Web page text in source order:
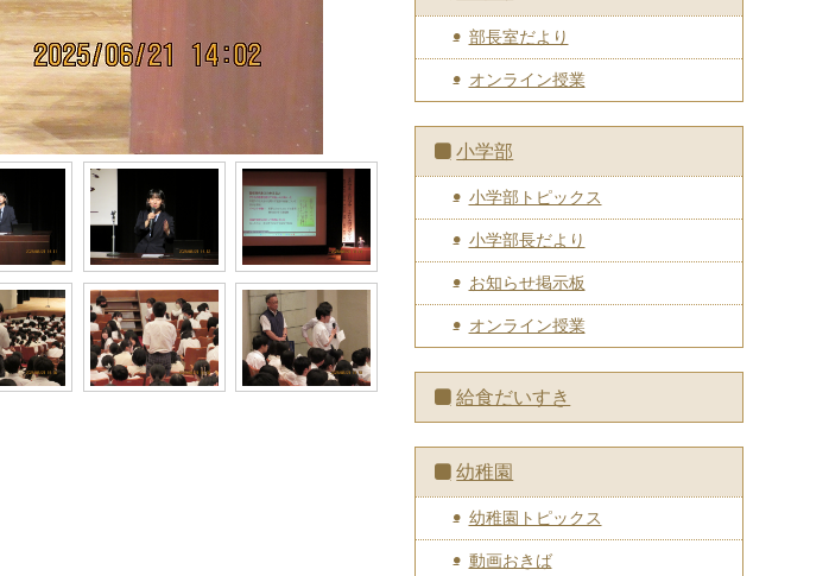
部長室だより
オンライン授業
小学部
小学部トピックス
小学部長だより
お知らせ掲示板
オンライン授業
給食だいすき
幼稚園
幼稚園トピックス
動画おきば